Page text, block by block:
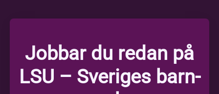
Jobbar du redan på
LSU – Sveriges barn-